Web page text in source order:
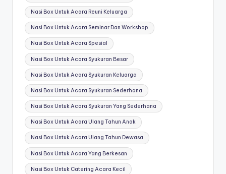
Nasi Box Untuk Acara Reuni Keluarga
Nasi Box Untuk Acara Seminar Dan Workshop
Nasi Box Untuk Acara Spesial
Nasi Box Untuk Acara Syukuran Besar
Nasi Box Untuk Acara Syukuran Keluarga
Nasi Box Untuk Acara Syukuran Sederhana
Nasi Box Untuk Acara Syukuran Yang Sederhana
Nasi Box Untuk Acara Ulang Tahun Anak
Nasi Box Untuk Acara Ulang Tahun Dewasa
Nasi Box Untuk Acara Yang Berkesan
Nasi Box Untuk Catering Acara Kecil